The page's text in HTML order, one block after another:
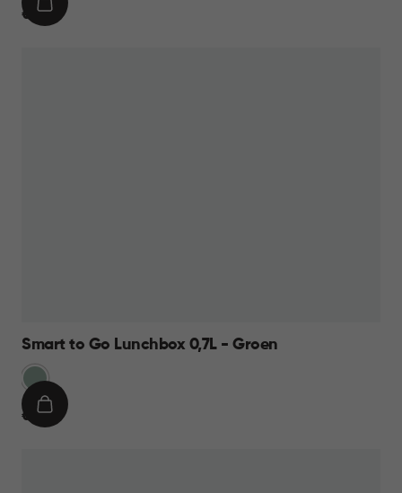
€
€ 9,95
IN
Smart to Go Lunchbox 0,7L - Groen
Groen
€
€ 7,95
IN